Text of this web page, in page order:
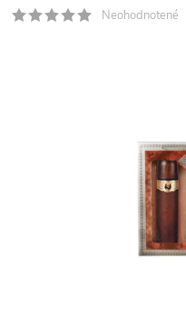
Neohodnotené